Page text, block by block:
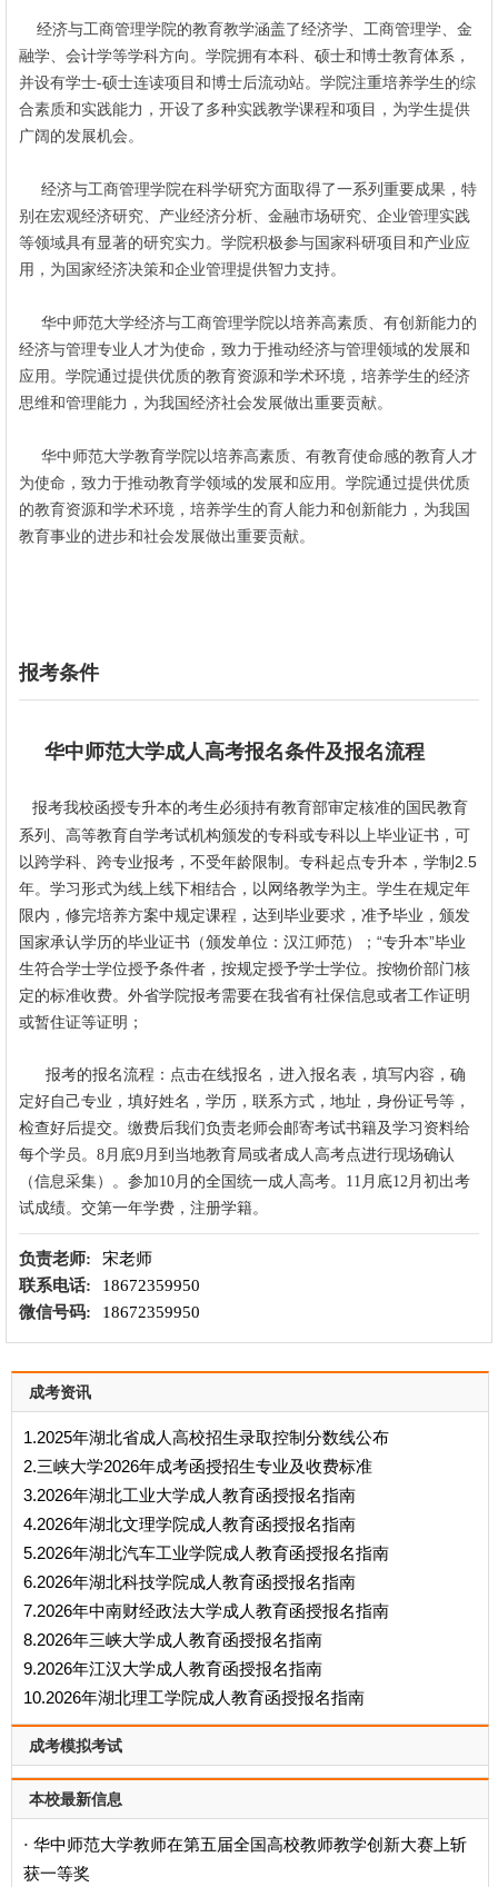
经济与工商管理学院的教育教学涵盖了经济学、工商管理学、金
融学、会计学等学科方向。学院拥有本科、硕士和博士教育体系，
并设有学士-硕士连读项目和博士后流动站。学院注重培养学生的综
合素质和实践能力，开设了多种实践教学课程和项目，为学生提供
广阔的发展机会。
经济与工商管理学院在科学研究方面取得了一系列重要成果，特
别在宏观经济研究、产业经济分析、金融市场研究、企业管理实践
等领域具有显著的研究实力。学院积极参与国家科研项目和产业应
用，为国家经济决策和企业管理提供智力支持。
华中师范大学经济与工商管理学院以培养高素质、有创新能力的
经济与管理专业人才为使命，致力于推动经济与管理领域的发展和
应用。学院通过提供优质的教育资源和学术环境，培养学生的经济
思维和管理能力，为我国经济社会发展做出重要贡献。
华中师范大学教育学院以培养高素质、有教育使命感的教育人才
为使命，致力于推动教育学领域的发展和应用。学院通过提供优质
的教育资源和学术环境，培养学生的育人能力和创新能力，为我国
教育事业的进步和社会发展做出重要贡献。
报考条件
华中师范大学成人高考报名条件及报名流程
报考我校函授专升本的考生必须持有教育部审定核准的国民教育
系列、高等教育自学考试机构颁发的专科或专科以上毕业证书，可
以跨学科、跨专业报考，不受年龄限制。专科起点专升本，学制2.5
年。学习形式为线上线下相结合，以网络教学为主。学生在规定年
限内，修完培养方案中规定课程，达到毕业要求，准予毕业，颁发
国家承认学历的毕业证书（颁发单位：汉江师范）；“专升本”毕业
生符合学士学位授予条件者，按规定授予学士学位。按物价部门核
定的标准收费。外省学院报考需要在我省有社保信息或者工作证明
或暂住证等证明；
报考的报名流程：点击在线报名，进入报名表，填写内容，确
定好自己专业，填好姓名，学历，联系方式，地址，身份证号等，
检查好后提交。缴费后我们负责老师会邮寄考试书籍及学习资料给
每个学员。8月底9月到当地教育局或者成人高考点进行现场确认
（信息采集）。参加10月的全国统一成人高考。11月底12月初出考
试成绩。交第一年学费，注册学籍。
负责老师:
宋老师
联系电话:
18672359950
微信号码:
18672359950
成考资讯
1.2025年湖北省成人高校招生录取控制分数线公布
2.三峡大学2026年成考函授招生专业及收费标准
3.2026年湖北工业大学成人教育函授报名指南
4.2026年湖北文理学院成人教育函授报名指南
5.2026年湖北汽车工业学院成人教育函授报名指南
6.2026年湖北科技学院成人教育函授报名指南
7.2026年中南财经政法大学成人教育函授报名指南
8.2026年三峡大学成人教育函授报名指南
9.2026年江汉大学成人教育函授报名指南
10.2026年湖北理工学院成人教育函授报名指南
成考模拟考试
本校最新信息
· 华中师范大学教师在第五届全国高校教师教学创新大赛上斩
获一等奖